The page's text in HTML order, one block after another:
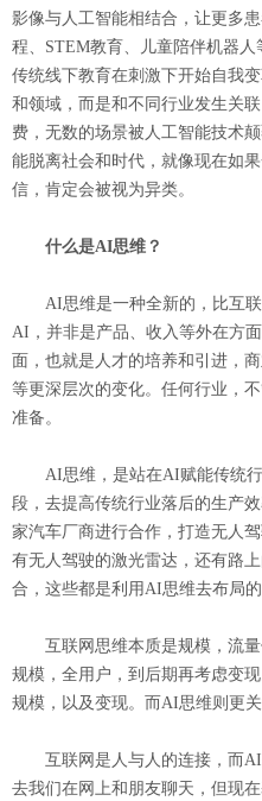
影像与人工智能相结合，让更多
程、STEM教育、儿童陪伴机器人
传统线下教育在刺激下开始自我变
和领域，而是和不同行业发生关
费，无数的场景被人工智能技术颠
能脱离社会和时代，就像现在如
信，肯定会被视为异类。
什么是AI思维？
AI思维是一种全新的，比互联
AI，并非是产品、收入等外在方
面，也就是人才的培养和引进，
等更深层次的变化。任何行业，
准备。
AI思维，是站在AI赋能传统行
段，去提高传统行业落后的生产
家汽车厂商进行合作，打造无人
有无人驾驶的激光雷达，还有路
合，这些都是利用AI思维去布局的
互联网思维本质是规模，流量
规模，全用户，到后期再考虑变
规模，以及变现。而AI思维则更关
互联网是人与人的连接，而AI
去我们在网上和朋友聊天，但现